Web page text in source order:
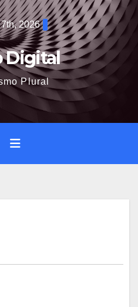
2026
Digital
Plural